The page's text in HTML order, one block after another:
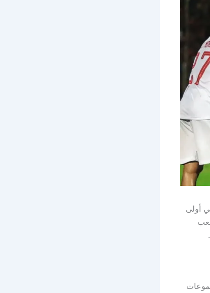
نادي دجوليبا المالي اليوم الأحد 23 نوفمبر 2025، في أولى